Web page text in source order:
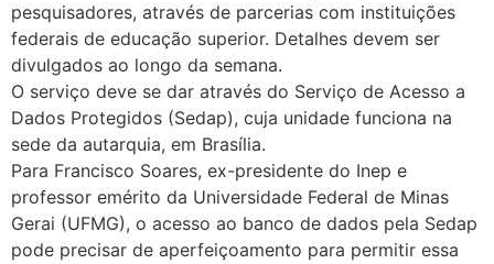
pesquisadores, através de parcerias com instituições
federais de educação superior. Detalhes devem ser
divulgados ao longo da semana.
O serviço deve se dar através do Serviço de Acesso a
Dados Protegidos (Sedap), cuja unidade funciona na
sede da autarquia, em Brasília.
Para Francisco Soares, ex-presidente do Inep e
professor emérito da Universidade Federal de Minas
Gerai (UFMG), o acesso ao banco de dados pela Sedap
pode precisar de aperfeiçoamento para permitir essa